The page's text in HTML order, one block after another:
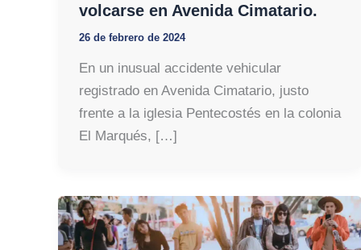
volcarse en Avenida Cimatario.
26 de febrero de 2024
En un inusual accidente vehicular
registrado en Avenida Cimatario, justo
frente a la iglesia Pentecostés en la colonia
El Marqués, […]